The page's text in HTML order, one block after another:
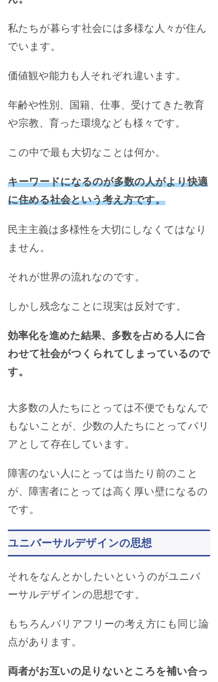
私たちが暮らす社会には多様な人々が住ん
でいます。
価値観や能力も人それぞれ違います。
年齢や性別、国籍、仕事、受けてきた教育
や宗教、育った環境なども様々です。
この中で最も大切なことは何か。
キーワードになるのが多数の人がより快適
に住める社会という考え方です。
民主主義は多様性を大切にしなくてはなり
ません。
それが世界の流れなのです。
しかし残念なことに現実は反対です。
効率化を進めた結果、多数を占める人に合
わせて社会がつくられてしまっているので
す。
大多数の人たちにとっては不便でもなんで
もないことが、少数の人たちにとってバリ
アとして存在しています。
障害のない人にとっては当たり前のこと
が、障害者にとっては高く厚い壁になるの
です。
ユニバーサルデザインの思想
それをなんとかしたいというのがユニバ
ーサルデザインの思想です。
もちろんバリアフリーの考え方にも同じ論
点があります。
両者がお互いの足りないところを補い合っ